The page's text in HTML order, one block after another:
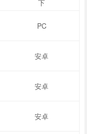
下
PC
安卓
安卓
安卓